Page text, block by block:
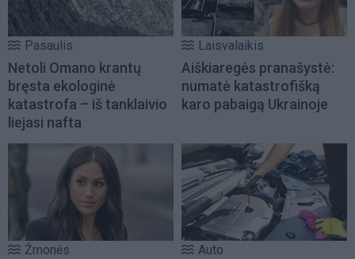
Pasaulis
Netoli Omano krantų
bręsta ekologinė
katastrofa – iš tanklaivio
liejasi nafta
Laisvalaikis
Aiškiaregės pranašystė:
numatė katastrofišką
karo pabaigą Ukrainoje
Žmonės Auto